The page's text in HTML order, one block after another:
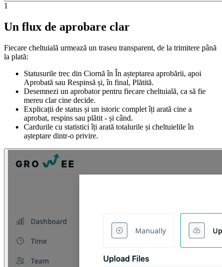
1
Un flux de aprobare clar
Fiecare cheltuială urmează un traseu transparent, de la trimitere până
la plată:
Statusurile trec din Ciornă în În așteptarea aprobării, apoi
Aprobată sau Respinsă și, în final, Plătită.
Desemnezi un aprobator pentru fiecare cheltuială, ca să fie
mereu clar cine decide.
Explicații de status și un istoric complet îți arată cine a
aprobat, respins sau plătit - și când.
Cardurile cu statistici îți arată totalurile și cheltuielile în
așteptare dintr-o privire.